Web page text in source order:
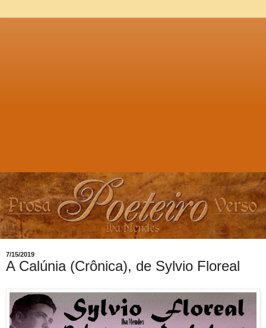
7/15/2019
A Calúnia (Crônica), de Sylvio Floreal